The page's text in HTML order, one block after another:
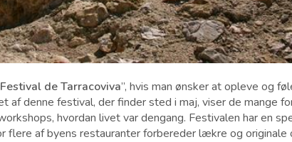
Festival de Tarracoviva”, hvis man ønsker at opleve og
af denne festival, der finder sted i maj, viser de mange
hvordan livet var dengang. Festivalen har en
flere af byens restauranter forbereder lækre og originale